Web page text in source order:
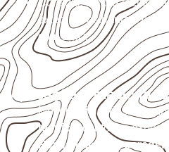
Consulte a ficha técnica
externas, estruturais ou
com água.
Aplicações
Móveis, divisórias e
técnica
, conforme
Revestimentos,